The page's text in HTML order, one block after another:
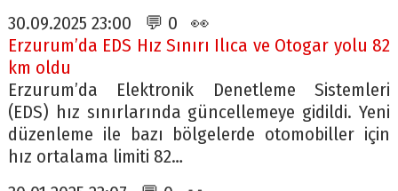
30.09.2025 23:00 💬 0 👀
Erzurum’da EDS Hız Sınırı Ilıca ve Otogar yolu 82
km oldu
Erzurum’da Elektronik Denetleme Sistemleri
(EDS) hız sınırlarında güncellemeye gidildi. Yeni
düzenleme ile bazı bölgelerde otomobiller için
hız ortalama limiti 82…